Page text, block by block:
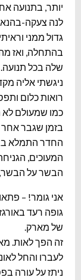
יותר, בתנועה
לנה צעקה-
גדול ממני
בהתחלה, ואז
שלה בכל תנועה.
ניגשתי אליה
רואות כלום
כמו שמעולם לא
בזמן שגבר אחר
החדר התמלא
המעוכים,
הבשר על הבשר,
אני גומר! –
גופה רעד
של מארק.
זה הפך לאות.
לעברו והחל
ניתז על עורה